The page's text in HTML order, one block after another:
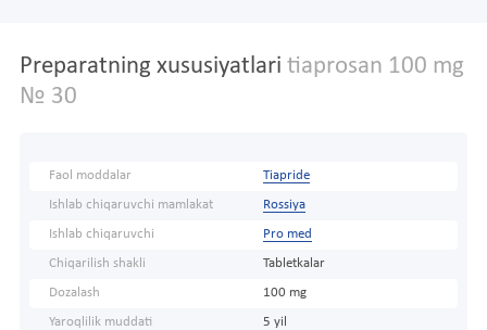
Preparatning xususiyatlari tiaprosan 100 mg
№ 30
Faol moddalar Tiapride
Ishlab chiqaruvchi mamlakat Rossiya
Ishlab chiqaruvchi Pro med
Chiqarilish shakli Tabletkalar
Dozalash 100 mg
Yaroqlilik muddati 5 yil